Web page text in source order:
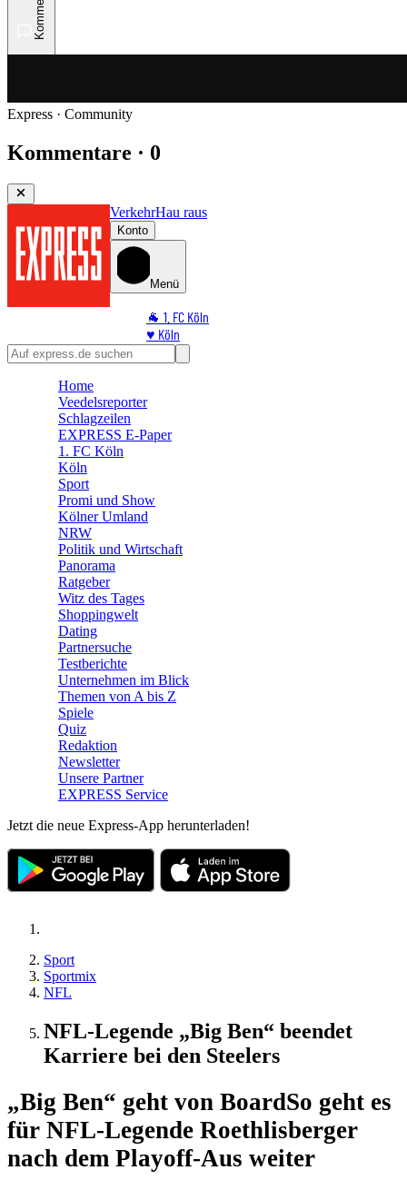
Express · Community
Kommentare · 0
VerkehrHau raus
Konto
Menü
🐐 1. FC Köln
♥️ Köln
⭐ Promi
🛒 Shoppingwelt
Home
Veedelsreporter
Schlagzeilen
EXPRESS E-Paper
1. FC Köln
Köln
Sport
Promi und Show
Kölner Umland
NRW
Politik und Wirtschaft
Panorama
Ratgeber
Witz des Tages
Shoppingwelt
Dating
Partnersuche
Testberichte
Unternehmen im Blick
Themen von A bis Z
Spiele
Quiz
Redaktion
Newsletter
Unsere Partner
EXPRESS Service
Jetzt die neue Express-App herunterladen!
Sport
Sportmix
NFL
NFL-Legende „Big Ben“ beendet
Karriere bei den Steelers
„Big Ben“ geht von BoardSo geht es
für NFL-Legende Roethlisberger
nach dem Playoff-Aus weiter